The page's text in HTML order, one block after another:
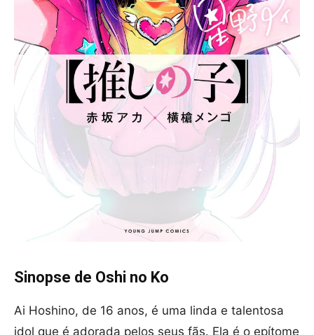
Sinopse de Oshi no Ko
Ai Hoshino, de 16 anos, é uma linda e talentosa
idol que é adorada pelos seus fãs. Ela é o epítome